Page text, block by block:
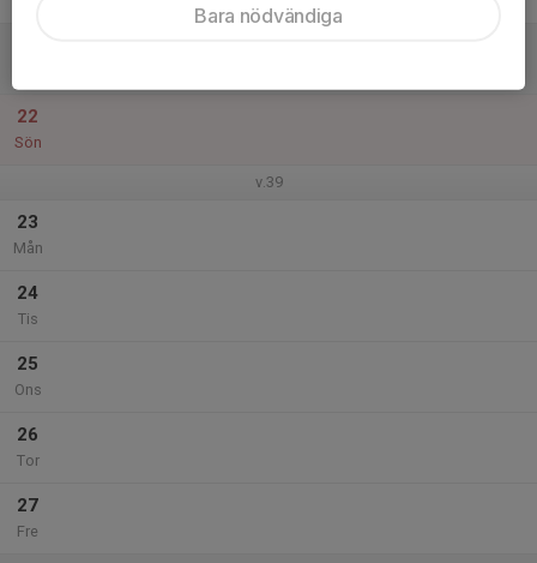
22
Sön
v.39
23
Mån
24
Tis
25
Ons
26
Tor
27
Fre
Bara nödvändiga